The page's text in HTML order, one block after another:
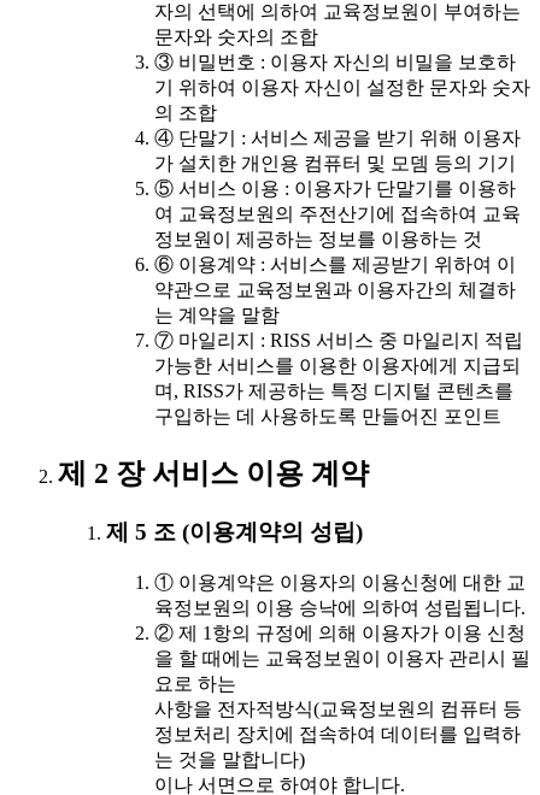
자의 선택에 의하여 교육정보원이 부여하는
문자와 숫자의 조합
③ 비밀번호 : 이용자 자신의 비밀을 보호하
기 위하여 이용자 자신이 설정한 문자와 숫자
의 조합
④ 단말기 : 서비스 제공을 받기 위해 이용자
가 설치한 개인용 컴퓨터 및 모뎀 등의 기기
⑤ 서비스 이용 : 이용자가 단말기를 이용하
여 교육정보원의 주전산기에 접속하여 교육
정보원이 제공하는 정보를 이용하는 것
⑥ 이용계약 : 서비스를 제공받기 위하여 이
약관으로 교육정보원과 이용자간의 체결하
는 계약을 말함
⑦ 마일리지 : RISS 서비스 중 마일리지 적립
가능한 서비스를 이용한 이용자에게 지급되
며, RISS가 제공하는 특정 디지털 콘텐츠를
구입하는 데 사용하도록 만들어진 포인트
제 2 장 서비스 이용 계약
제 5 조 (이용계약의 성립)
① 이용계약은 이용자의 이용신청에 대한 교
육정보원의 이용 승낙에 의하여 성립됩니다.
② 제 1항의 규정에 의해 이용자가 이용 신청
을 할 때에는 교육정보원이 이용자 관리시 필
요로 하는
사항을 전자적방식(교육정보원의 컴퓨터 등
정보처리 장치에 접속하여 데이터를 입력하
는 것을 말합니다)
이나 서면으로 하여야 합니다.